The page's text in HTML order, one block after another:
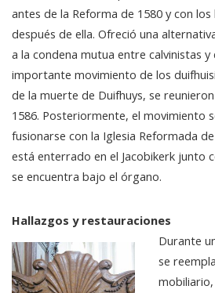
antes de la Reforma de 1580 y con los
después de ella. Ofreció una
a la condena mutua entre calvinistas y
importante movimiento de los
de la muerte de Duifhuys, se
1586. Posteriormente, el movimiento
fusionarse con la Iglesia Reformada
está enterrado en el Jacobikerk junto
se encuentra bajo el órgano.
Hallazgos y restauraciones
Durante
se